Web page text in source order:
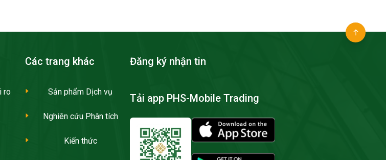
ro
Các trang khác
Sản phẩm Dịch vụ
Nghiên cứu Phân tích
Kiến thức
Đăng ký nhận tin
Tải app PHS-Mobile Trading